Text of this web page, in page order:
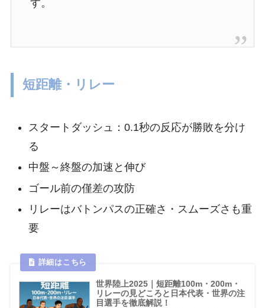
す。
短距離・リレー
スタートダッシュ：0.1秒の反応が勝敗を分け
る
中盤～終盤の加速と伸び
ゴール前の僅差の攻防
リレーはバトンパスの正確さ・スムーズさも重
要
世界陸上2025｜短距離100m・200m・
リレーの見どころと日本代表・世界の注
目選手を徹底解説！